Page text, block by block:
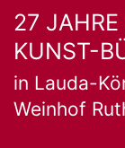
Zum
Inhalt
springen
27
KUNST-
in Lauda-
Weinhof